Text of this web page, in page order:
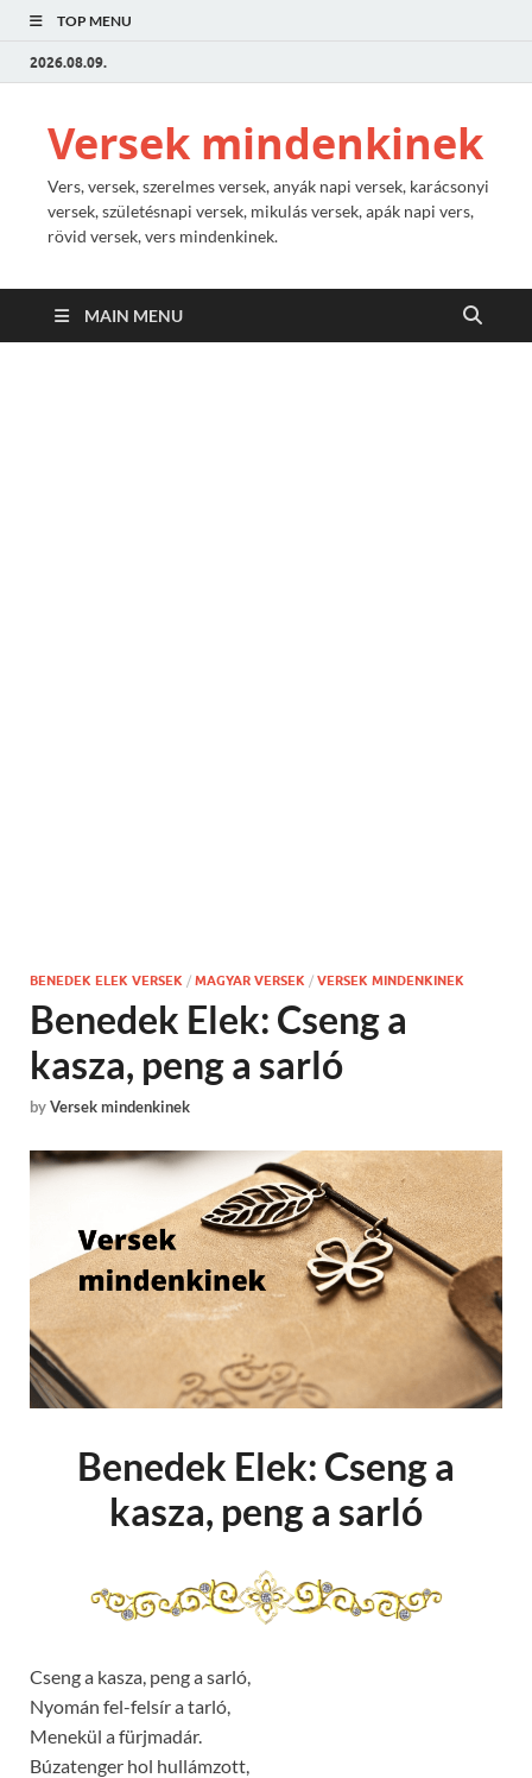
TOP MENU
2026.08.09.
Versek mindenkinek
Vers, versek, szerelmes versek, anyák napi versek, karácsonyi
versek, születésnapi versek, mikulás versek, apák napi vers,
rövid versek, vers mindenkinek.
MAIN MENU
BENEDEK ELEK VERSEK / MAGYAR VERSEK / VERSEK MINDENKINEK
Benedek Elek: Cseng a
kasza, peng a sarló
byVersek mindenkinek
Benedek Elek: Cseng a
kasza, peng a sarló
Cseng a kasza, peng a sarló,
Nyomán fel-felsír a tarló,
Menekül a fürjmadár.
Búzatenger hol hullámzott,